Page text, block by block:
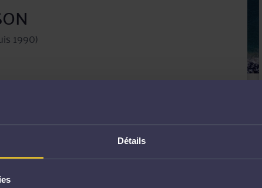
Détails
1990)
de conseil que de contentieux,
la circulation routière et Droit commercial, des
défendre vos intérêts.
avec ses clients pour mettre
défendre leurs intérêts avec ténacité et efficacité.